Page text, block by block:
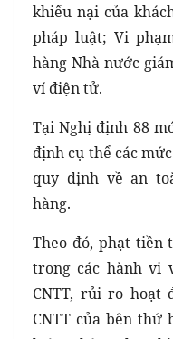
khiếu nại của
pháp luật; Vi
hàng Nhà nước
ví điện tử.
Tại Nghị định 88
định cụ thể các
quy định về an
hàng.
Theo đó, phạt tiền
trong các hành vi
CNTT, rủi ro hoạt
CNTT của bên thứ